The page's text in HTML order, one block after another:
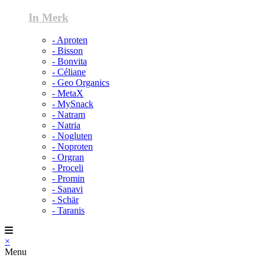
In Merk
- Aproten
- Bisson
- Bonvita
- Céliane
- Geo Organics
- MetaX
- MySnack
- Natram
- Natria
- Nogluten
- Noproten
- Orgran
- Proceli
- Promin
- Sanavi
- Schär
- Taranis
×
Menu